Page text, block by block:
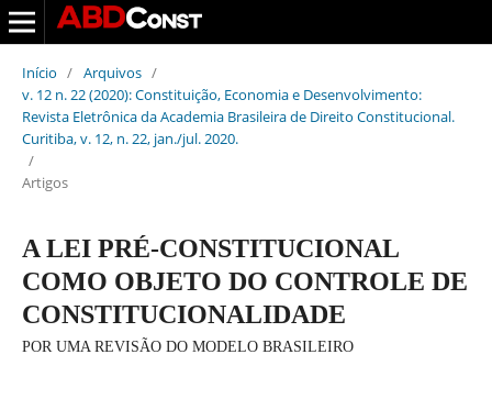
Início / Arquivos /
v. 12 n. 22 (2020): Constituição, Economia e Desenvolvimento:
Revista Eletrônica da Academia Brasileira de Direito Constitucional.
Curitiba, v. 12, n. 22, jan./jul. 2020.
/
Artigos
A LEI PRÉ-CONSTITUCIONAL
COMO OBJETO DO CONTROLE DE
CONSTITUCIONALIDADE
POR UMA REVISÃO DO MODELO BRASILEIRO